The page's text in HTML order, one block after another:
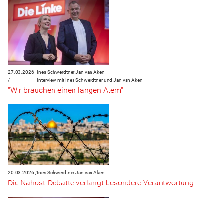
27.03.2026
/
Ines Schwerdtner Jan van Aken
Interview mit Ines Schwerdtner und Jan van Aken
"Wir brauchen einen langen Atem"
20.03.2026 /Ines SchwerdtnerJan van Aken
Die Nahost-Debatte verlangt besondere Verantwortung